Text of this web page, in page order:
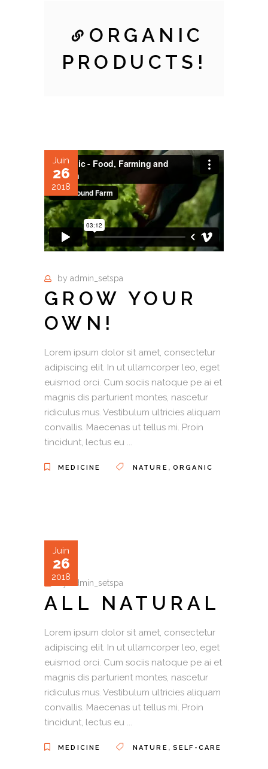
ORGANIC
PRODUCTS!
Juin
26
2018
by admin_setspa
GROW YOUR
OWN!
Lorem ipsum dolor sit amet, consectetur
adipiscing elit. In ut ullamcorper leo, eget
euismod orci. Cum sociis natoque pe ai et
magnis dis parturient montes, nascetur
ridiculus mus. Vestibulum ultricies aliquam
convallis. Maecenas ut tellus mi. Proin
tincidunt, lectus eu
MEDICINE NATURE , ORGANIC
Juin
26
2018
by admin_setspa
ALL NATURAL
Lorem ipsum dolor sit amet, consectetur
adipiscing elit. In ut ullamcorper leo, eget
euismod orci. Cum sociis natoque pe ai et
magnis dis parturient montes, nascetur
ridiculus mus. Vestibulum ultricies aliquam
convallis. Maecenas ut tellus mi. Proin
tincidunt, lectus eu
MEDICINE NATURE , SELF-CARE